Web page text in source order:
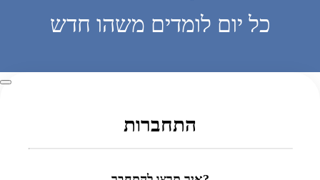
כל יום לומדים משהו חדש
התחברות